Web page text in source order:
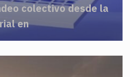
colectivo desde la
en